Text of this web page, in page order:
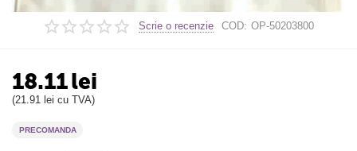
Scrie o recenzie COD: OP-50203800
18.11lei
(21.91 lei cu TVA)
PRECOMANDA